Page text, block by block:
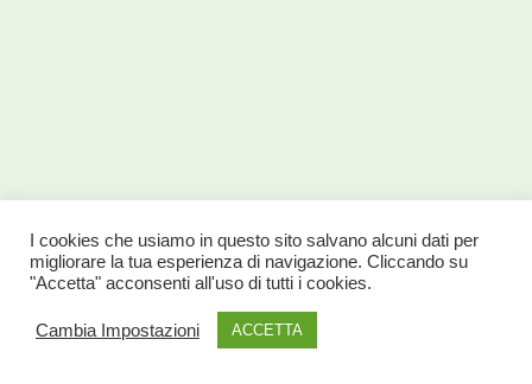
I cookies che usiamo in questo sito salvano alcuni dati per
migliorare la tua esperienza di navigazione. Cliccando su
"Accetta" acconsenti all'uso di tutti i cookies.
Cambia Impostazioni ACCETTA